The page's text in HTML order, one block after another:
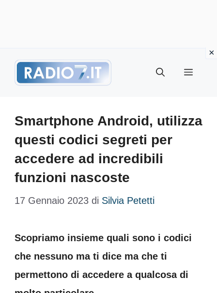
Menu
Smartphone Android, utilizza
questi codici segreti per
accedere ad incredibili
funzioni nascoste
17 Gennaio 2023 di Silvia Petetti
Scopriamo insieme quali sono i codici
che nessuno ma ti dice ma che ti
permettono di accedere a qualcosa di